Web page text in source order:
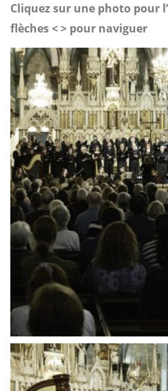
Cliquez sur une photo pour
flèches < > pour naviguer